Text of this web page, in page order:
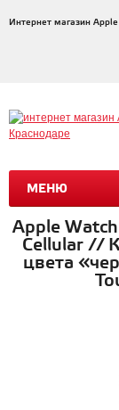
Интернет магазин Apple
МЕНЮ
Apple
Cellular //
цвета